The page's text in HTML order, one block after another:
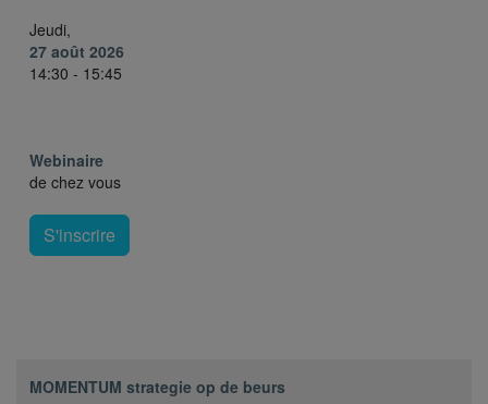
Jeudi,
27 août 2026
14:30 - 15:45
Webinaire
de chez vous
S'inscrire
MOMENTUM strategie op de beurs